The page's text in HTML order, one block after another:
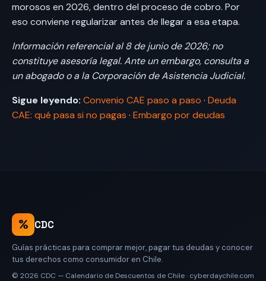
morosos en 2026, dentro del proceso de cobro. Por
eso conviene regularizar antes de llegar a esa etapa.
Información referencial al 8 de junio de 2026; no
constituye asesoría legal. Ante un embargo, consulta a
un abogado o a la Corporación de Asistencia Judicial.
Sigue leyendo: Convenio CAE paso a paso · Deuda
CAE: qué pasa si no pagas · Embargo por deudas
% CDC
Guías prácticas para comprar mejor, pagar tus deudas y conocer
tus derechos como consumidor en Chile.
© 2026 CDC — Calendario de Descuentos de Chile· cyberdaychile.com